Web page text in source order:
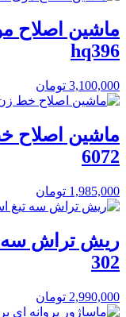
ماشین اصلاح
hq396
3,100,000 تومان
6072
1,985,000 تومان
302
2,990,000 تومان